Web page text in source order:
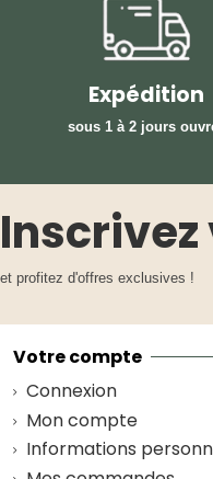
Expédition
sous 1 à 2 jours
et profitez d'offres exclusives !
Votre compte
Connexion
Mon compte
Informations